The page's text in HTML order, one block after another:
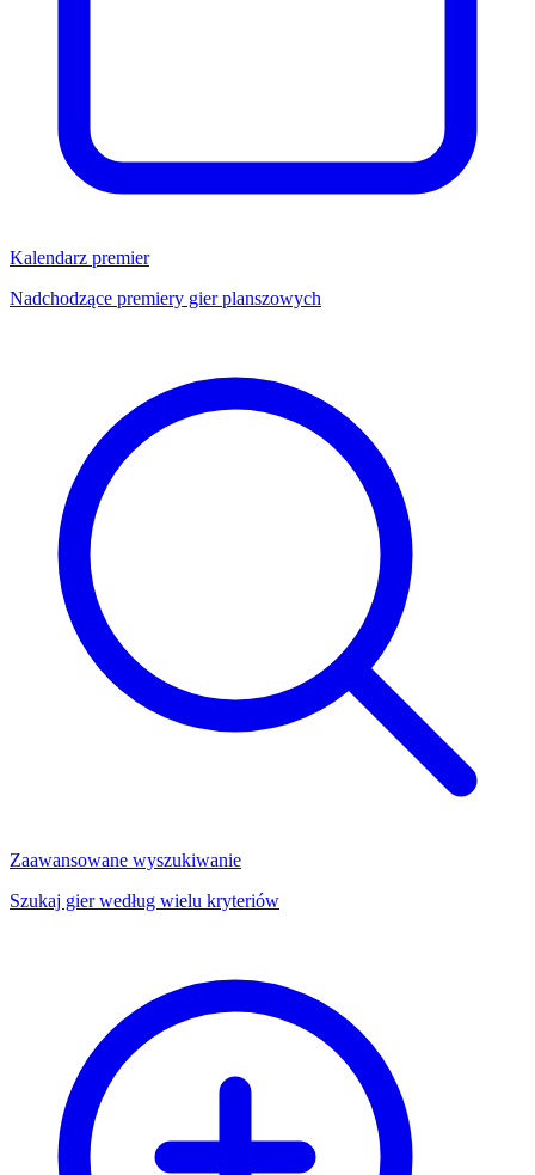
Kalendarz premier
Nadchodzące premiery gier planszowych
Zaawansowane wyszukiwanie
Szukaj gier według wielu kryteriów